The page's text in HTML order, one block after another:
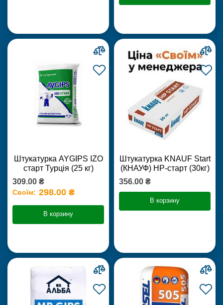
Штукатурка AYGIPS IZO
старт Турція (25 кг)
309.00 ₴
Своїм: 298.00 ₴
В корзину
Штукатурка KNAUF Start
(КНАУФ) НР-старт (30кг)
356.00 ₴
В корзину